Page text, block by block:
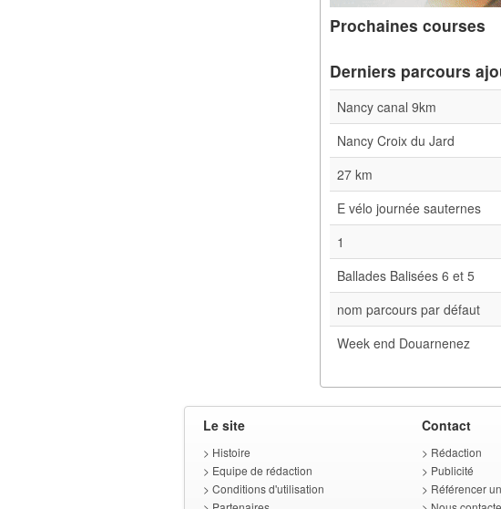
Prochaines courses
Derniers parcours
Nancy canal 9km
Nancy Croix du Jard
27 km
E vélo journée sauternes
1
Ballades Balisées 6 et 5
nom parcours par défaut
Week end Douarnenez
Le site
> Histoire
> Equipe de rédaction
> Conditions d'utilisation
Contact
> Rédaction
> Publicité
> Référencer